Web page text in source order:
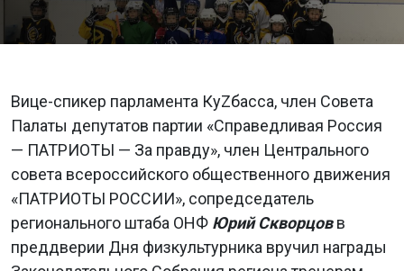
Вице-спикер парламента КуZбасса, член Совета
Палаты депутатов партии «Справедливая Россия
— ПАТРИОТЫ — За правду», член Центрального
совета всероссийского общественного движения
«ПАТРИОТЫ РОССИИ», сопредседатель
регионального штаба ОНФ Юрий Скворцовв
преддверии Дня физкультурника вручил награды